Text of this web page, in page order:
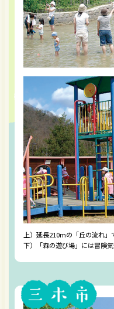
上）延長210mの「丘の流れ
下）「森の遊び場」には冒険